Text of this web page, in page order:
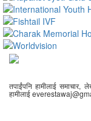
तपाईंपनि हामीलाई समाचार,
हामीलाई